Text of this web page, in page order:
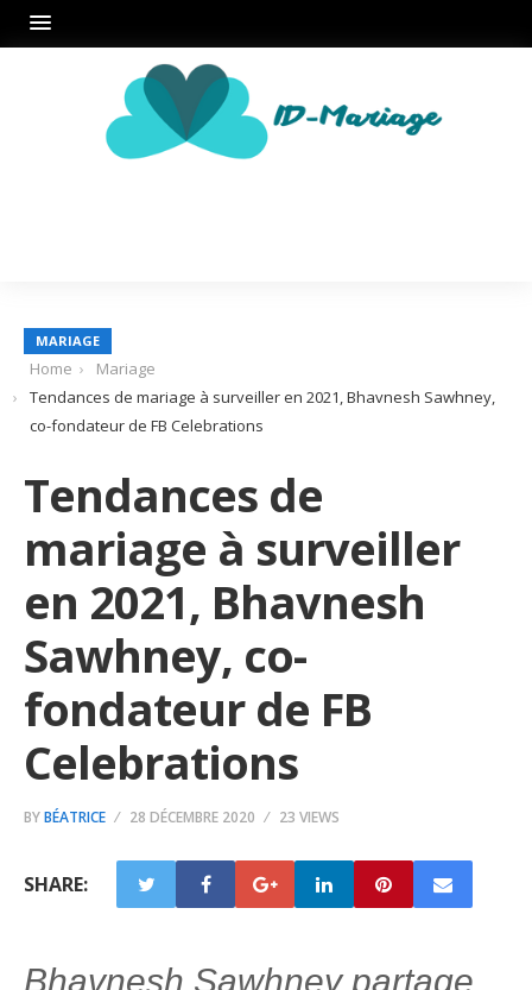
MARIAGE
Home
Mariage
Tendances de mariage à surveiller en 2021, Bhavnesh Sawhney,
co-fondateur de FB Celebrations
Tendances de
mariage à surveiller
en 2021, Bhavnesh
Sawhney, co-
fondateur de FB
Celebrations
BYBÉATRICE 28 DÉCEMBRE 2020 23 VIEWS
SHARE:
Bhavnesh Sawhney partage